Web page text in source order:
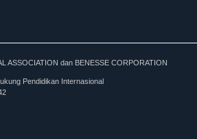
ASSOCIATION dan BENESSE CORPORATION
Pendidikan Internasional